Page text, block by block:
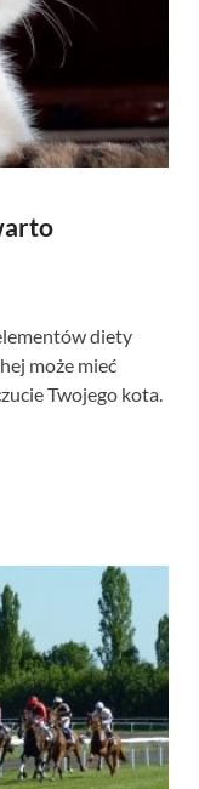
diety
może mieć
Twojego kota.